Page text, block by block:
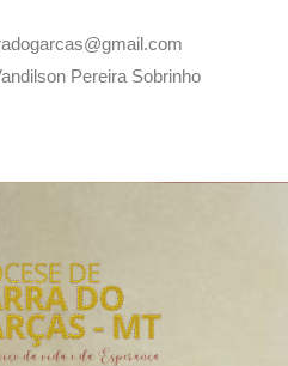
Pereira Sobrinho